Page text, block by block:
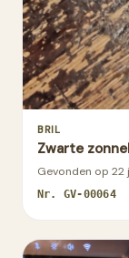
BRIL
Zwarte
Gevonden op 22
Nr. GV-00064